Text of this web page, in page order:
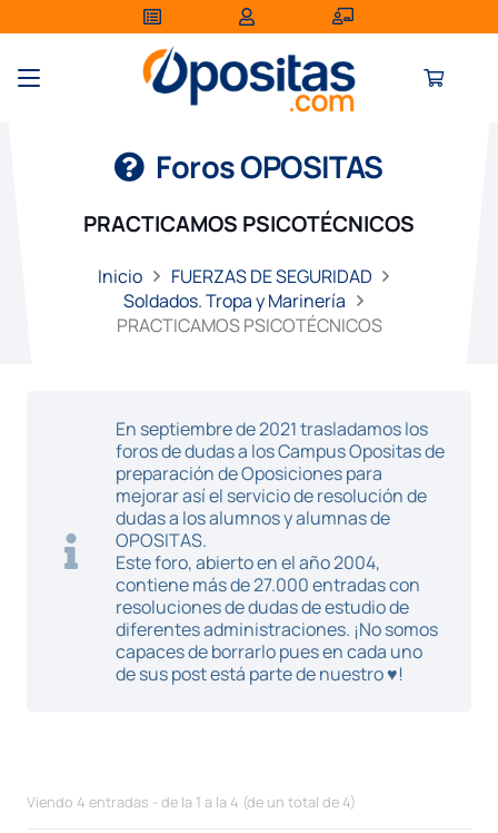
Foros OPOSITAS
PRACTICAMOS PSICOTÉCNICOS
Inicio
FUERZAS DE SEGURIDAD
Soldados. Tropa y Marinería
PRACTICAMOS PSICOTÉCNICOS
En septiembre de 2021 trasladamos los
foros de dudas a los Campus Opositas de
preparación de Oposiciones para
mejorar así el servicio de resolución de
dudas a los alumnos y alumnas de
OPOSITAS.
Este foro, abierto en el año 2004,
contiene más de 27.000 entradas con
resoluciones de dudas de estudio de
diferentes administraciones. ¡No somos
capaces de borrarlo pues en cada uno
de sus post está parte de nuestro ♥!
Viendo 4 entradas - de la 1 a la 4 (de un total de 4)